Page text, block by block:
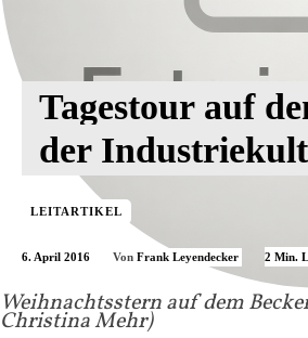
Weihnachtsstern auf dem
Christina Mehr)
Tagestour auf
der
LEITARTIKEL
6. April 2016 Von Frank Leyendecker 2 Min.